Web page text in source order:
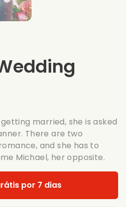
married, she is asked
There are two
and she has to
Michael, her opposite.
por 7 dias